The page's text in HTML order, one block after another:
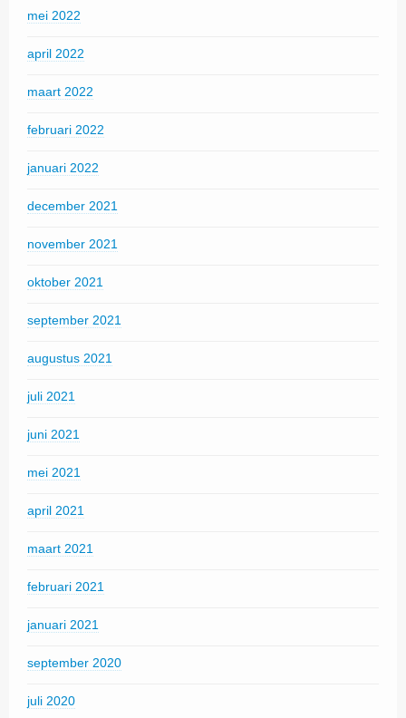
mei 2022
april 2022
maart 2022
februari 2022
januari 2022
december 2021
november 2021
oktober 2021
september 2021
augustus 2021
juli 2021
juni 2021
mei 2021
april 2021
maart 2021
februari 2021
januari 2021
september 2020
juli 2020